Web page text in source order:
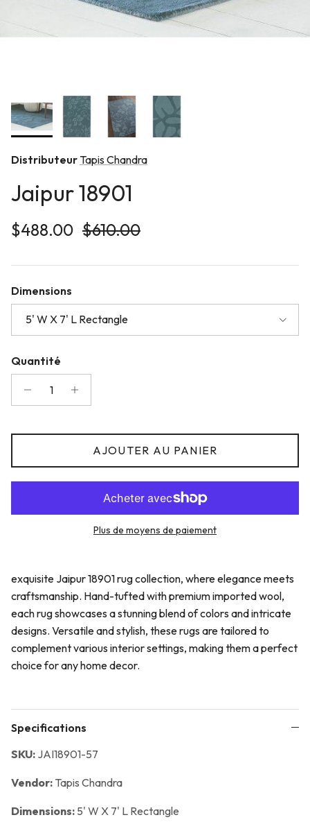
Distributeur Tapis Chandra
Jaipur 18901
Prix soldé
$488.00 Prix habituel
$610.00
Dimensions
5' W X 7' L Rectangle
Quantité
AJOUTER AU PANIER
Plus de moyens de paiement
exquisite Jaipur 18901 rug collection, where elegance meets
craftsmanship. Hand-tufted with premium imported wool,
each rug showcases a stunning blend of colors and intricate
designs. Versatile and stylish, these rugs are tailored to
complement various interior settings, making them a perfect
choice for any home decor.
Specifications
SKU: JAI18901-57
Vendor: Tapis Chandra
Dimensions: 5' W X 7' L Rectangle